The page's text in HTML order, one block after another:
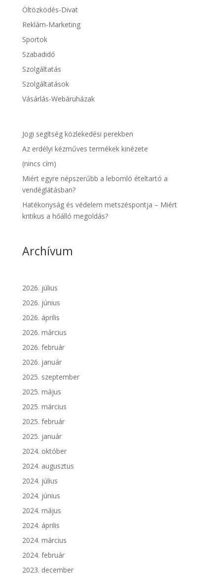
Öltözködés-Divat
Reklám-Marketing
Sportok
Szabadidő
Szolgáltatás
Szolgáltatások
Vásárlás-Webáruházak
Jogi segítség közlekedési perekben
Az erdélyi kézműves termékek kinézete
(nincs cím)
Miért egyre népszerűbb a lebomló ételtartó a
vendéglátásban?
Hatékonyság és védelem metszéspontja – Miért
kritikus a hőálló megoldás?
Archívum
2026. július
2026. június
2026. április
2026. március
2026. február
2026. január
2025. szeptember
2025. május
2025. március
2025. február
2025. január
2024. október
2024. augusztus
2024. július
2024. június
2024. május
2024. április
2024. március
2024. február
2023. december